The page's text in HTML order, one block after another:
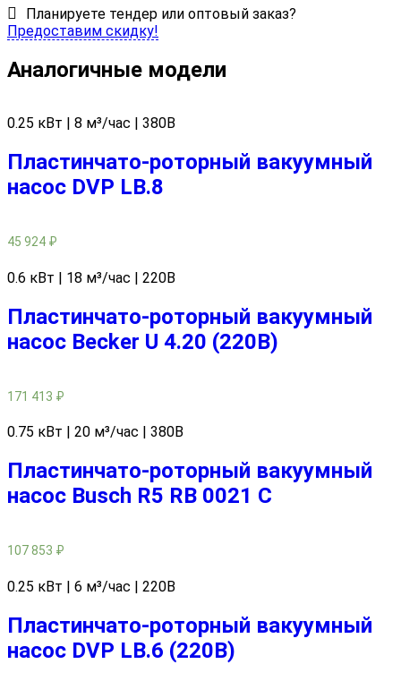
Планируете тендер или оптовый заказ?
Предоставим скидку!
Аналогичные модели
0.25 кВт | 8 м³/час | 380В
Пластинчато-роторный вакуумный
насос DVP LB.8
45 924 ₽
0.6 кВт | 18 м³/час | 220В
Пластинчато-роторный вакуумный
насос Becker U 4.20 (220В)
171 413 ₽
0.75 кВт | 20 м³/час | 380В
Пластинчато-роторный вакуумный
насос Busch R5 RB 0021 C
107 853 ₽
0.25 кВт | 6 м³/час | 220В
Пластинчато-роторный вакуумный
насос DVP LB.6 (220В)